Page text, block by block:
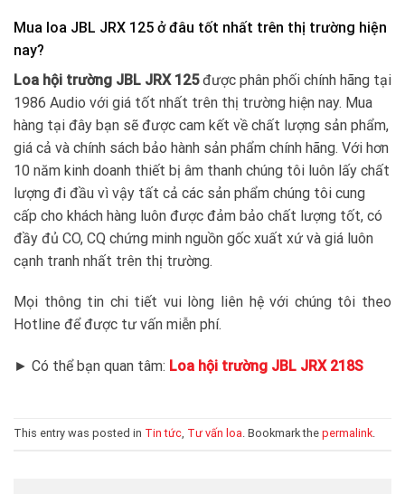
Mua loa JBL JRX 125 ở đâu tốt nhất trên thị trường hiện
nay?
Loa hội trường JBL JRX 125được phân phối chính hãng tại
1986 Audio với giá tốt nhất trên thị trường hiện nay. Mua
hàng tại đây bạn sẽ được cam kết về chất lượng sản phẩm,
giá cả và chính sách bảo hành sản phẩm chính hãng. Với hơn
10 năm kinh doanh thiết bị âm thanh chúng tôi luôn lấy chất
lượng đi đầu vì vậy tất cả các sản phẩm chúng tôi cung
cấp cho khách hàng luôn được đảm bảo chất lượng tốt, có
đầy đủ CO, CQ chứng minh nguồn gốc xuất xứ và giá luôn
cạnh tranh nhất trên thị trường.
Mọi thông tin chi tiết vui lòng liên hệ với chúng tôi theo
Hotline để được tư vấn miễn phí.
► Có thể bạn quan tâm: Loa hội trường JBL JRX 218S
This entry was posted in Tin tức, Tư vấn loa. Bookmark the permalink.